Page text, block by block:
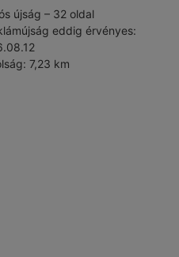
újság – 32 oldal
eddig érvényes:
7,23 km